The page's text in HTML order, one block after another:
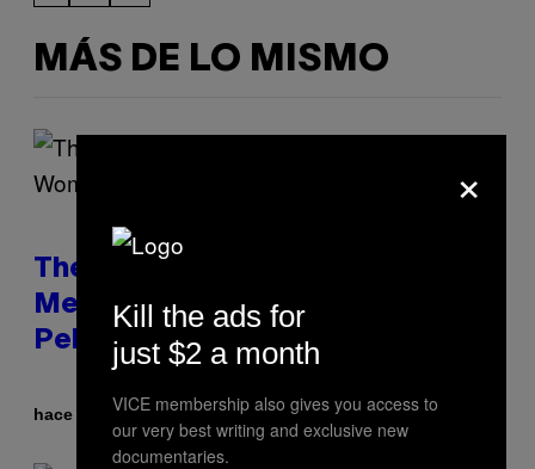
MÁS DE LO MISMO
The Weird Evolutionary Reason
Men and Women Have Different
Pelvises
hace 4 minutosPorLuis Prada
×
Kill the ads for
just $2 a month
VICE membership also gives you access to
our very best writing and exclusive new
documentaries.